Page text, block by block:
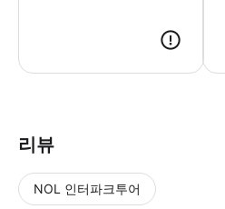
리뷰
NOL 인터파크투어